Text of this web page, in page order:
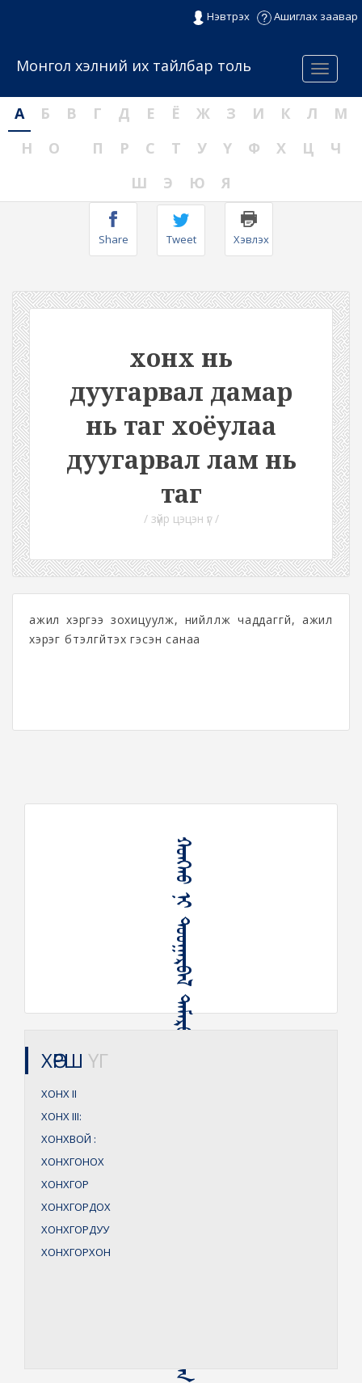
Нэвтрэх Ашиглах заавар
Menu
Монгол хэлний их тайлбар толь
А Б В Г Д Е Ё Ж З И К Л
М
Н
О П Р С Т У Ү Ф Х Ц
Ч
Ш
Э Ю Я
Share Tweet Хэвлэх
хонх нь
дуугарвал дамар
нь таг хоёулаа
дуугарвал лам нь
таг
/ зүйр цэцэн үг /
ажил хэргээ зохицуулж, нийлүүлж чаддаггүй, ажил
хэрэг бүтэлгүйтэх гэсэн санаа
ᠬᠤᠩᠬᠤ ᠨᠢ ᠳᠤᠤᠭᠠᠷᠪᠠᠯ ᠳᠠᠮᠠᠷᠤ ᠨᠢ ᠲᠠᠭ ᠬᠣᠶᠠᠭᠤᠯᠠ ᠪᠠᠨ ᠳᠤᠤᠭᠠᠷᠠᠪᠠᠯ ᠯᠠᠮᠠ ᠨᠢ ᠲᠠᠭ
ХӨРШ ҮГ
ХОНХII
ХОНХIII:
ХОНХВОЙ :
ХОНХГОНОХ
ХОНХГОР
ХОНХГОРДОХ
ХОНХГОРДУУ
ХОНХГОРХОН